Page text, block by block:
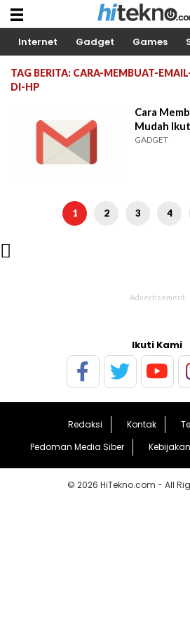
Internet Gadget Games
TAG BERITA: CARA-MEMBUAT-
DI-HP
Cara
Mudah
GADGET
1 2 3 4

Ikuti Kami
Redaksi Kontak
Pedoman Media Siber
© 2026 HiTekno.com - All